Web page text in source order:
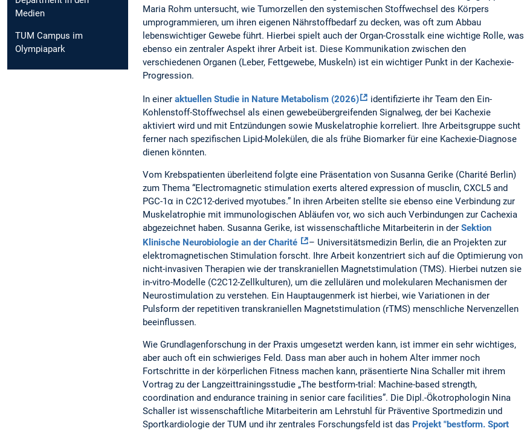
Medien
TUM Campus im
Olympiapark
Maria Rohm untersucht, wie Tumorzellen den systemischen Stoffwechsel des Körpers
umprogrammieren, um ihren eigenen Nährstoffbedarf zu decken, was oft zum Abbau
lebenswichtiger Gewebe führt. Hierbei spielt auch der Organ-Crosstalk eine wichtige Rolle, was
ebenso ein zentraler Aspekt ihrer Arbeit ist. Diese Kommunikation zwischen den
verschiedenen Organen (Leber, Fettgewebe, Muskeln) ist ein wichtiger Punkt in der Kachexie-
Progression.
In einer aktuellen Studie in Nature Metabolism (2026)
identifizierte ihr Team den Ein-
Kohlenstoff-Stoffwechsel als einen gewebeübergreifenden Signalweg, der bei Kachexie
aktiviert wird und mit Entzündungen sowie Muskelatrophie korreliert. Ihre Arbeitsgruppe sucht
ferner nach spezifischen Lipid-Molekülen, die als frühe Biomarker für eine Kachexie-Diagnose
dienen könnten.
Vom Krebspatienten überleitend folgte eine Präsentation von Susanna Gerike (Charité Berlin)
zum Thema “Electromagnetic stimulation exerts altered expression of musclin, CXCL5 and
PGC-1α in C2C12-derived myotubes.” In ihren Arbeiten stellte sie ebenso eine Verbindung zur
Muskelatrophie mit immunologischen Abläufen vor, wo sich auch Verbindungen zur Cachexia
abgezeichnet haben. Susanna Gerike, ist wissenschaftliche Mitarbeiterin in der Sektion
Klinische Neurobiologie an der Charité
– Universitätsmedizin Berlin, die an Projekten zur
elektromagnetischen Stimulation forscht. Ihre Arbeit konzentriert sich auf die Optimierung von
nicht-invasiven Therapien wie der transkraniellen Magnetstimulation (TMS). Hierbei nutzen sie
in-vitro-Modelle (C2C12-Zellkulturen), um die zellulären und molekularen Mechanismen der
Neurostimulation zu verstehen. Ein Hauptaugenmerk ist hierbei, wie Variationen in der
Pulsform der repetitiven transkraniellen Magnetstimulation (rTMS) menschliche Nervenzellen
beeinflussen.
Wie Grundlagenforschung in der Praxis umgesetzt werden kann, ist immer ein sehr wichtiges,
aber auch oft ein schwieriges Feld. Dass man aber auch in hohem Alter immer noch
Fortschritte in der körperlichen Fitness machen kann, präsentierte Nina Schaller mit ihrem
Vortrag zu der Langzeittrainingsstudie „The bestform-trial: Machine-based strength,
coordination and endurance training in senior care facilities”. Die Dipl.-Ökotrophologin Nina
Schaller ist wissenschaftliche Mitarbeiterin am Lehrstuhl für Präventive Sportmedizin und
Sportkardiologie der TUM und ihr zentrales Forschungsfeld ist das Projekt "bestform. Sport